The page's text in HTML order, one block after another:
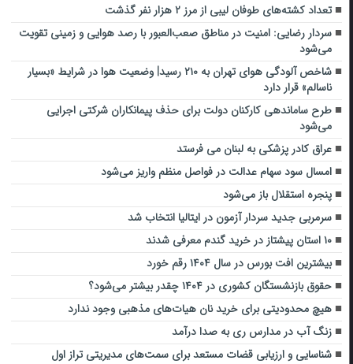
تعداد کشته‌های طوفان لیبی از مرز ۲ هزار نفر گذشت
سردار رضایی: امنیت در مناطق صعب‌العبور با رصد هوایی و زمینی تقویت
می‌شود
شاخص آلودگی هوای تهران به ۲۱۰ رسید| وضعیت هوا در شرایط «بسیار
ناسالم» قرار دارد
طرح ساماندهی کارکنان دولت بر‌ای حذف پیمانکاران شرکتی اجرایی
می‌شود
عراق کادر پزشکی به لبنان می فرستد
امسال سود سهام عدالت در فواصل منظم واریز می‌شود
پنجره استقلال باز می‌شود
سرمربی جدید سردار آزمون در ایتالیا انتخاب شد
۱۰ استان پیشتاز در خرید گندم معرفی شدند
بیشترین افت بورس در سال ۱۴۰۴ رقم خورد
حقوق بازنشستگان کشوری در ۱۴۰۴ چقدر بیشتر می‌شود؟
هیچ محدودیتی برای خرید نان هیات‌های مذهبی وجود ندارد
زنگ آب در مدارس ری به صدا درآمد
شناسایی و ارزیابی قضات مستعد برای سمت‌های مدیریتی تراز اول